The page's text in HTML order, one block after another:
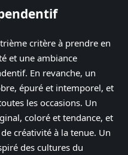
critère à prendre en
et une ambiance
En revanche, un
épuré et intemporel, et
les occasions. Un
coloré et tendance, et
créativité à la tenue. Un
des cultures du